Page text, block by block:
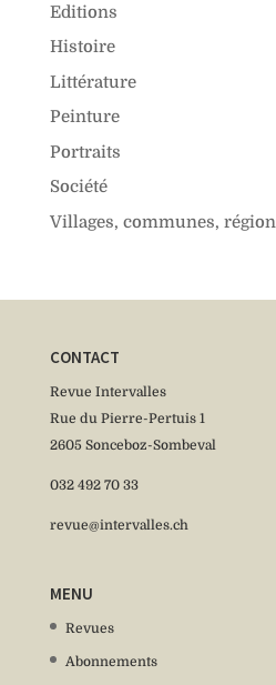
Editions
Histoire
Littérature
Peinture
Portraits
Société
Villages, communes, région
CONTACT
Revue Intervalles
Rue du Pierre-Pertuis 1
2605 Sonceboz-Sombeval
032 492 70 33
revue@intervalles.ch
MENU
Revues
Abonnements